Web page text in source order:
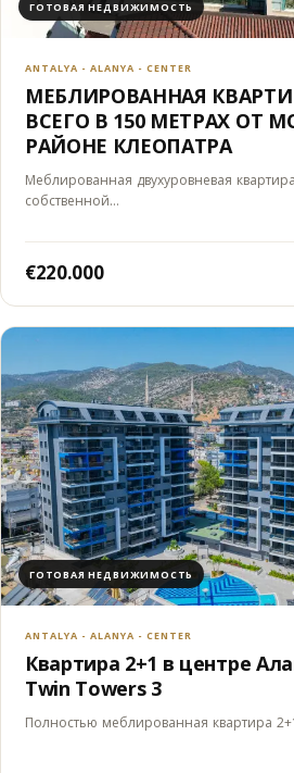
ГОТОВАЯ НЕДВИЖИМОСТЬ
ANTALYA - ALANYA - CENTER
МЕБЛИРОВАННАЯ
ВСЕГО В 150 МЕТРАХ ОТ
РАЙОНЕ КЛЕОПАТРА
Меблированная двухуровневая
собственной…
€220.000
ГОТОВАЯ НЕДВИЖИМОСТЬ
ANTALYA - ALANYA - CENTER
Квартира 2+1 в центре
Twin Towers 3
Полностью меблированная квартира